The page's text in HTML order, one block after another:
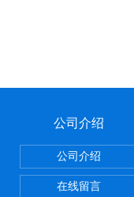
公司介绍
公司介绍
在线留言